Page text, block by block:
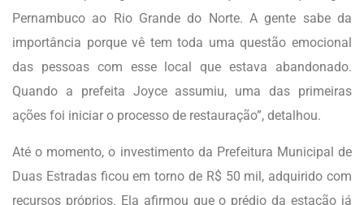
Pernambuco ao Rio Grande do Norte. A gente sabe da
importância porque vê tem toda uma questão emocional
das pessoas com esse local que estava abandonado.
Quando a prefeita Joyce assumiu, uma das primeiras
ações foi iniciar o processo de restauração”, detalhou.
Até o momento, o investimento da Prefeitura Municipal de
Duas Estradas ficou em torno de R$ 50 mil, adquirido com
recursos próprios. Ela afirmou que o prédio da estação já